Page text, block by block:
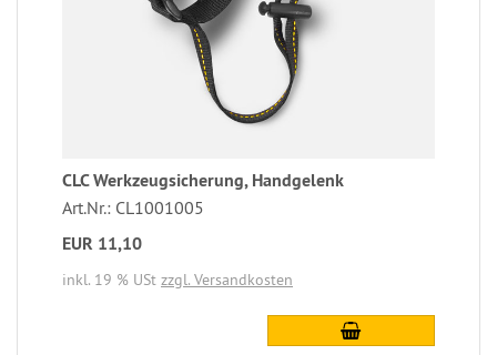
CLC Werkzeugsicherung, Handgelenk
Art.Nr.: CL1001005
EUR 11,10
inkl. 19 % USt zzgl. Versandkosten